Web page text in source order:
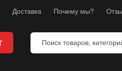
Доставка Почему мы?